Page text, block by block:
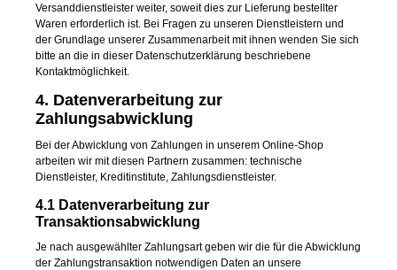
Versanddienstleister weiter, soweit dies zur Lieferung bestellter
Waren erforderlich ist. Bei Fragen zu unseren Dienstleistern und
der Grundlage unserer Zusammenarbeit mit ihnen wenden Sie sich
bitte an die in dieser Datenschutzerklärung beschriebene
Kontaktmöglichkeit.
4. Datenverarbeitung zur
Zahlungsabwicklung
Bei der Abwicklung von Zahlungen in unserem Online-Shop
arbeiten wir mit diesen Partnern zusammen: technische
Dienstleister, Kreditinstitute, Zahlungsdienstleister.
4.1 Datenverarbeitung zur
Transaktionsabwicklung
Je nach ausgewählter Zahlungsart geben wir die für die Abwicklung
der Zahlungstransaktion notwendigen Daten an unsere